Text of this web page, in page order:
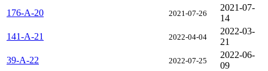
176-A-20
2021-07-26
2021-07-
14
141-A-21
2022-04-04
2022-03-
21
39-A-22
2022-07-25
2022-06-
09